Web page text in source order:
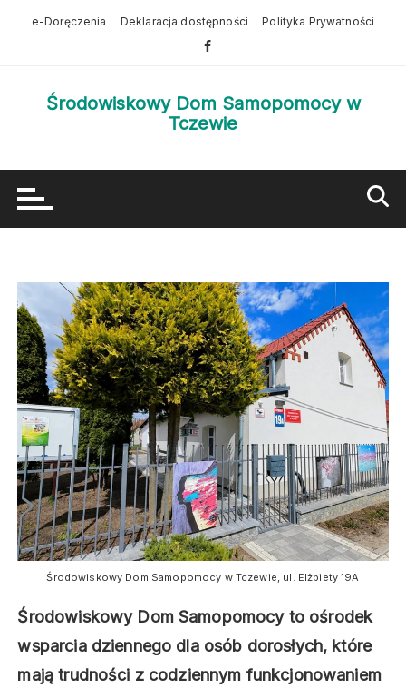
e-Doręczenia Deklaracja dostępności Polityka Prywatności
Środowiskowy Dom Samopomocy w
Tczewie
Środowiskowy Dom Samopomocy w Tczewie, ul. Elżbiety 19A
Środowiskowy Dom Samopomocy to ośrodek
wsparcia dziennego dla osób dorosłych, które
mają trudności z codziennym funkcjonowaniem